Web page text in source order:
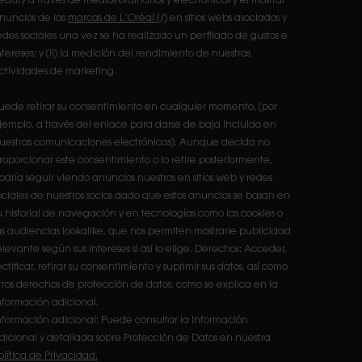
de las marcas de L’Oréal (/) en sitios webs asociados y
sociales una vez se ha realizado un perfilado de gustos e
y (ii) la medición del rendimiento de nuestras
de marketing.
retirar su consentimiento en cualquier momento, (por
a través del enlace para darse de baja incluido en
comunicaciones electrónicas). Aunque decida no
este consentimiento o lo retire posteriormente,
seguir viendo anuncios nuestros en sitios web y redes
de nuestros socios dado que estos anuncios se basan en
historial de navegación y en tecnologías como las cookies o
audiencias lookalike, que nos permiten mostrarle publicidad
según sus intereses si así lo elige. Derechos: Acceder,
retirar su consentimiento y suprimir sus datos, así como
derechos de protección de datos, como se explica en la
adicional.
adicional: Puede consultar la información
y detallada sobre Protección de Datos en nuestra
de Privacidad.